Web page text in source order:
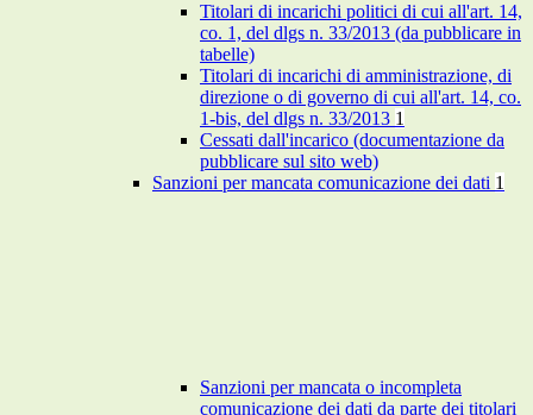
Titolari di incarichi politici di cui all'art. 14,
co. 1, del dlgs n. 33/2013 (da pubblicare in
tabelle)
Titolari di incarichi di amministrazione, di
direzione o di governo di cui all'art. 14, co.
1-bis, del dlgs n. 33/2013 1
Cessati dall'incarico (documentazione da
pubblicare sul sito web)
Sanzioni per mancata comunicazione dei dati 1
Sanzioni per mancata o incompleta
comunicazione dei dati da parte dei titolari